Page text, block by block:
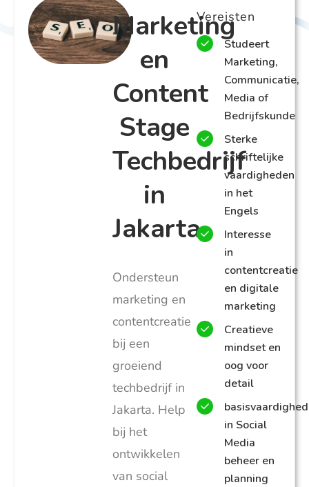
Marketing
en
Content
Stage
Techbedrijf
in
Jakarta
Ondersteun
marketing en
contentcreatie
bij een
groeiend
techbedrijf in
Jakarta. Help
bij het
ontwikkelen
van social
Vereisten
Studeert
Marketing,
Communicatie,
Media of
Bedrijfskunde
Sterke
schriftelijke
vaardigheden
in het
Engels
Interesse
in
contentcreatie
en digitale
marketing
Creatieve
mindset en
oog voor
detail
in Social
Media
beheer en
planning